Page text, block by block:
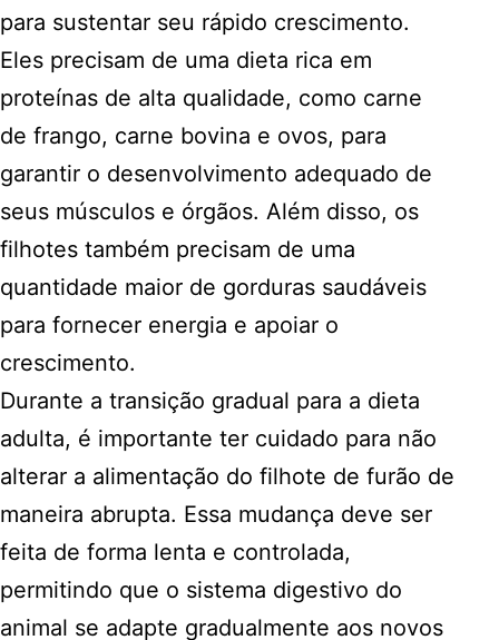
para sustentar seu rápido crescimento.
Eles precisam de uma dieta rica em
proteínas de alta qualidade, como carne
de frango, carne bovina e ovos, para
garantir o desenvolvimento adequado de
seus músculos e órgãos. Além disso, os
filhotes também precisam de uma
quantidade maior de gorduras saudáveis
para fornecer energia e apoiar o
crescimento.
Durante a transição gradual para a dieta
adulta, é importante ter cuidado para não
alterar a alimentação do filhote de furão de
maneira abrupta. Essa mudança deve ser
feita de forma lenta e controlada,
permitindo que o sistema digestivo do
animal se adapte gradualmente aos novos